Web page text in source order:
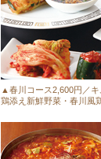
▲春川コース2,600円／
鶏添え新鮮野菜・春川風